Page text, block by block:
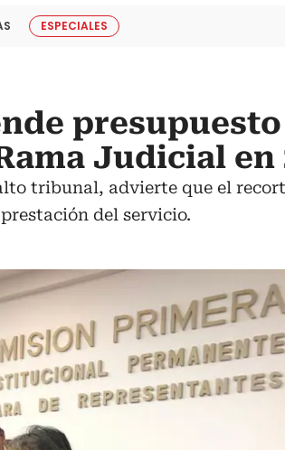
ESPECIALES
presupuesto
Judicial en
tribunal, advierte que el
del servicio.